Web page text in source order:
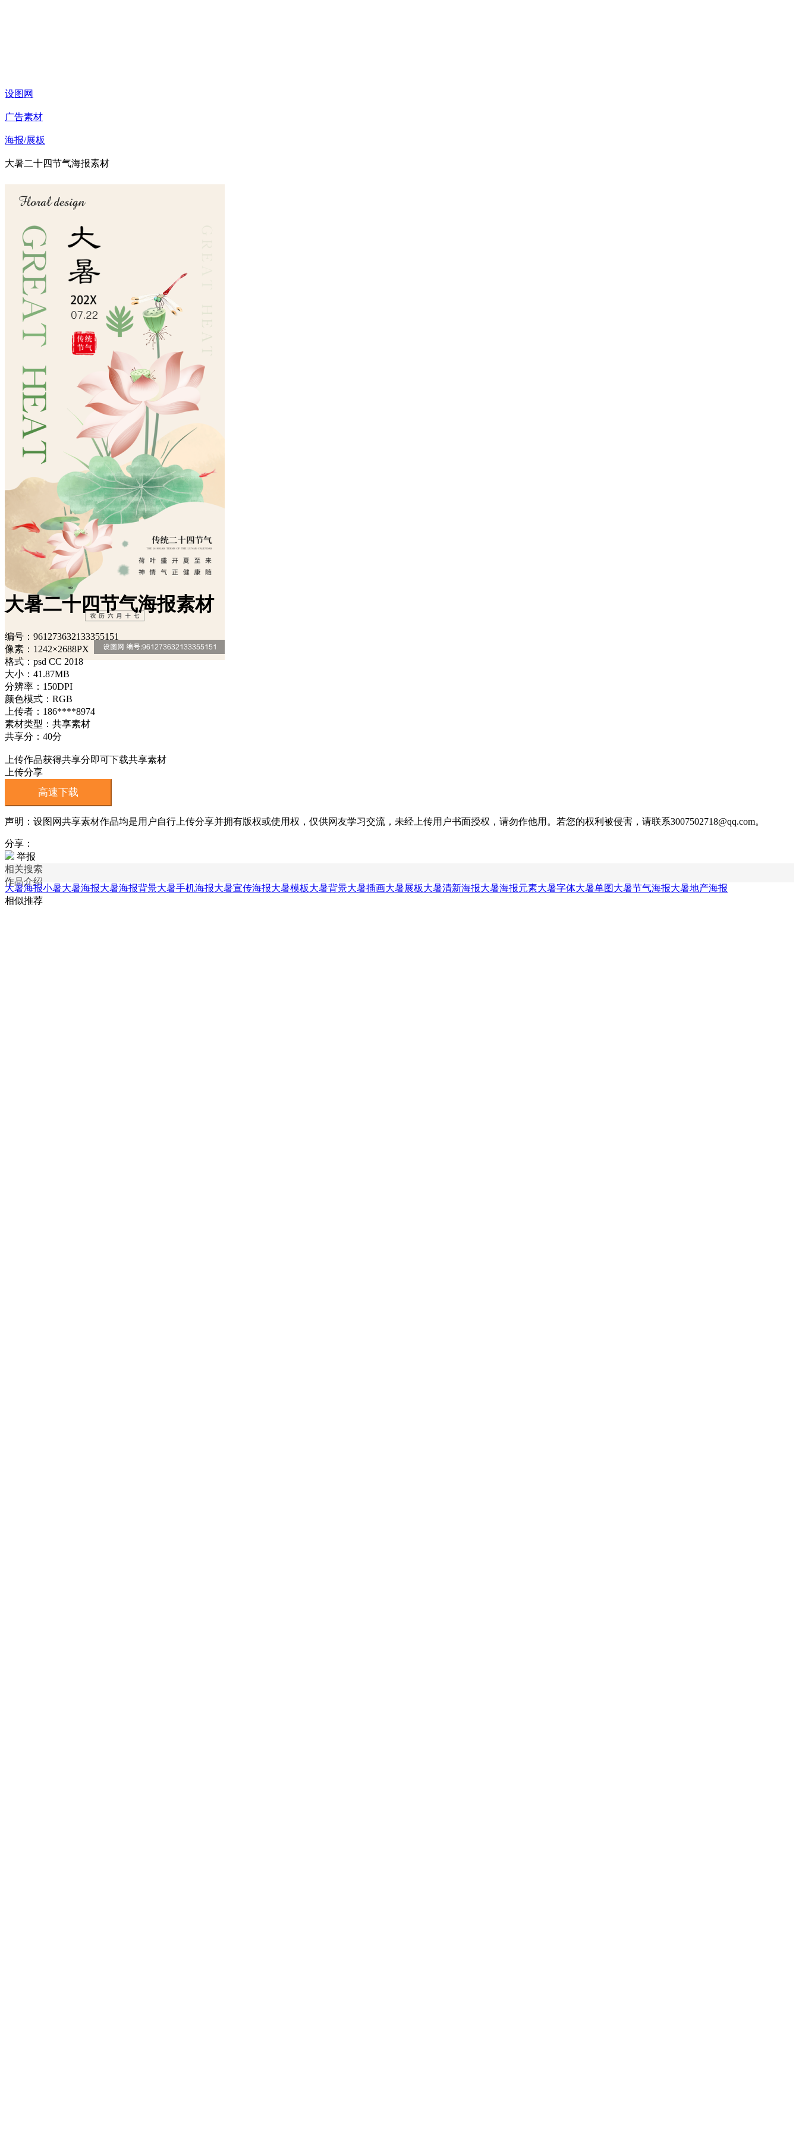
设图网
广告素材
海报/展板
大暑二十四节气海报素材
大暑二十四节气海报素材
编号：961273632133355151
像素：1242×2688PX
格式：psd CC 2018
大小：41.87MB
分辨率：150DPI
颜色模式：RGB
上传者：186****8974
素材类型：共享素材
共享分：40分
上传作品获得共享分即可下载共享素材
上传分享
高速下载
声明：设图网共享素材作品均是用户自行上传分享并拥有版权或使用权，仅供网友学习交流，未经上传用户书面授权，请勿作他用。若您的权利被侵害，请联系3007502718@qq.com。
分享：
举报
相关搜索
作品介绍
大暑海报小暑大暑海报大暑海报背景大暑手机海报大暑宣传海报大暑模板大暑背景大暑插画大暑展板大暑清新海报大暑海报元素大暑字体大暑单图大暑节气海报大暑地产海报
相似推荐